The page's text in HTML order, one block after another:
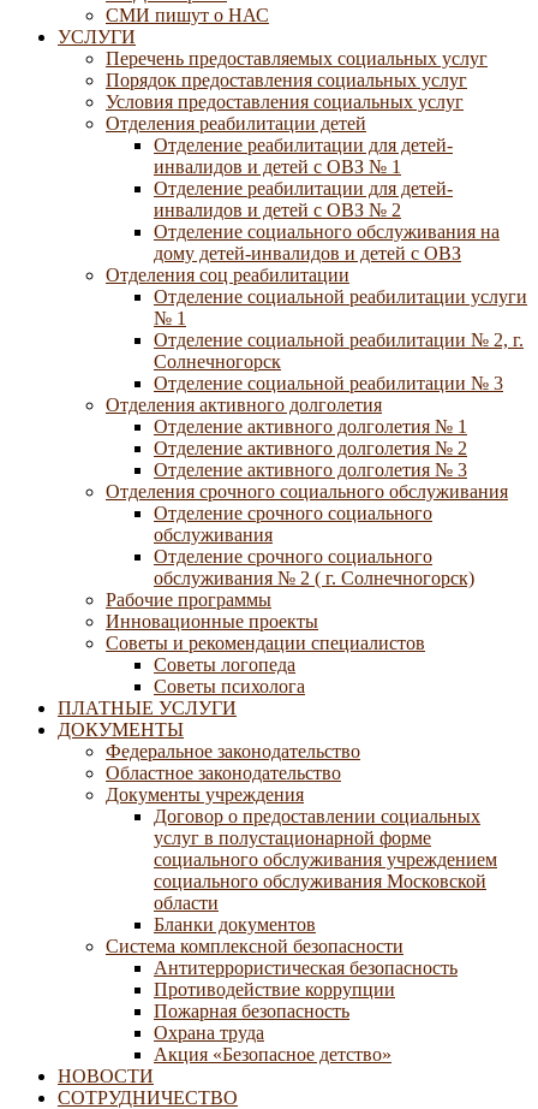
СМИ пишут о НАС
УСЛУГИ
Перечень предоставляемых социальных услуг
Порядок предоставления социальных услуг
Условия предоставления социальных услуг
Отделения реабилитации детей
Отделение реабилитации для детей-
инвалидов и детей с ОВЗ № 1
Отделение реабилитации для детей-
инвалидов и детей с ОВЗ № 2
Отделение социального обслуживания на
дому детей-инвалидов и детей с ОВЗ
Отделения соц реабилитации
Отделение социальной реабилитации услуги
№ 1
Отделение социальной реабилитации № 2, г.
Солнечногорск
Отделение социальной реабилитации № 3
Отделения активного долголетия
Отделение активного долголетия № 1
Отделение активного долголетия № 2
Отделение активного долголетия № 3
Отделения срочного социального обслуживания
Отделение срочного социального
обслуживания
Отделение срочного социального
обслуживания № 2 ( г. Солнечногорск)
Рабочие программы
Инновационные проекты
Советы и рекомендации специалистов
Советы логопеда
Советы психолога
ПЛАТНЫЕ УСЛУГИ
ДОКУМЕНТЫ
Федеральное законодательство
Областное законодательство
Документы учреждения
Договор о предоставлении социальных
услуг в полустационарной форме
социального обслуживания учреждением
социального обслуживания Московской
области
Бланки документов
Система комплексной безопасности
Антитеррористическая безопасность
Противодействие коррупции
Пожарная безопасность
Охрана труда
Акция «Безопасное детство»
НОВОСТИ
СОТРУДНИЧЕСТВО